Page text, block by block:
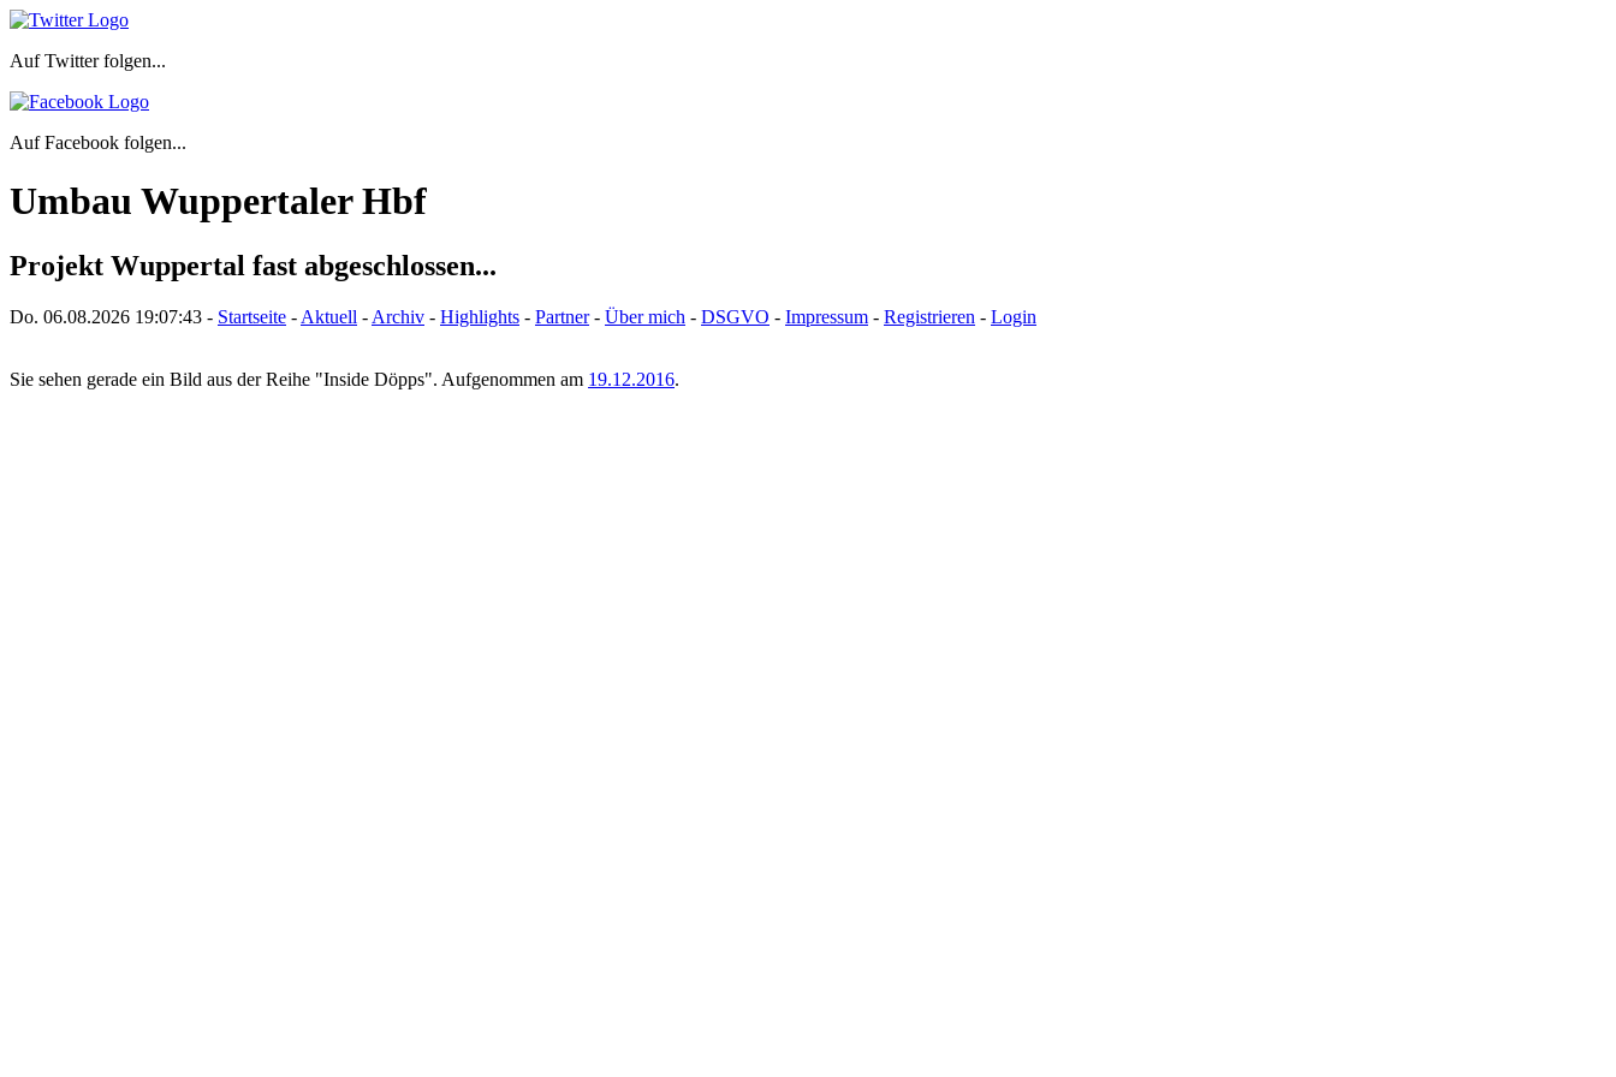
Auf Twitter folgen...
Auf Facebook folgen...
Umbau Wuppertaler Hbf
Projekt Wuppertal fast abgeschlossen...
Do. 06.08.2026 19:07:43 - Startseite - Aktuell - Archiv - Highlights - Partner- Über mich - DSGVO - Impressum - Registrieren - Login
Sie sehen gerade ein Bild aus der Reihe "Inside Döpps". Aufgenommen am 19.12.2016.